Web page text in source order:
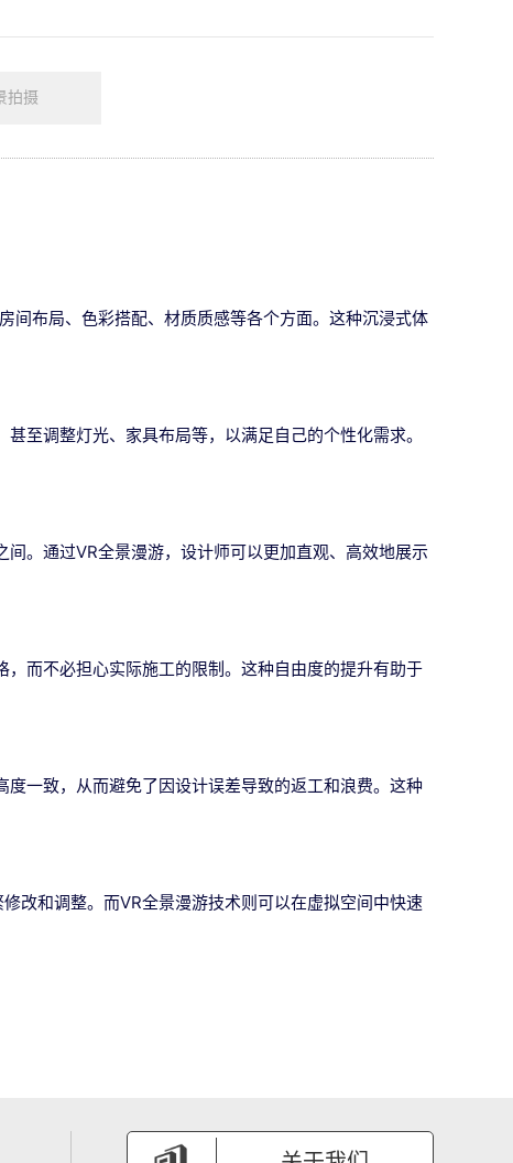
拍摄
间布局、色彩搭配、材质质感等各个方面。这种沉浸式体
至调整灯光、家具布局等，以满足自己的个性化需求。
。通过VR全景漫游，设计师可以更加直观、高效地展示
而不必担心实际施工的限制。这种自由度的提升有助于
一致，从而避免了因设计误差导致的返工和浪费。这种
改和调整。而VR全景漫游技术则可以在虚拟空间中快速